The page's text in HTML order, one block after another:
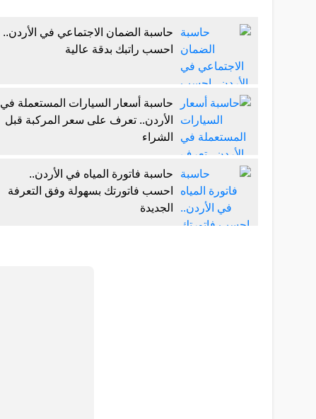
حاسبة الضمان الاجتماعي في الأردن..
احسب راتبك بدقة عالية
حاسبة أسعار السيارات المستعملة في
الأردن.. تعرف على سعر المركبة قبل
الشراء
حاسبة فاتورة المياه في الأردن..
احسب فاتورتك بسهولة وفق التعرفة
الجديدة